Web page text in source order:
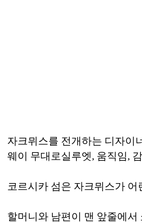
자크뮈스를 전개하는 디자이
웨이 무대로실루엣, 움직임,
코르시카 섬은 자크뮈스가
할머니와 남편이 맨 앞줄에